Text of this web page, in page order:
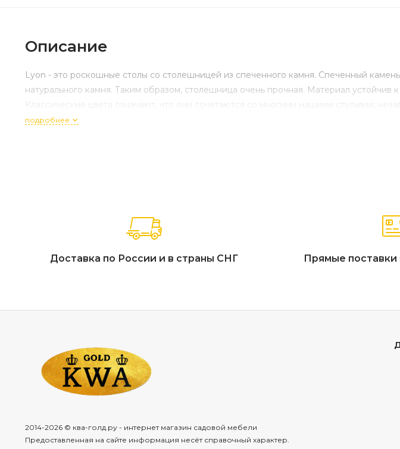
Описание
Lyon - это роскошные столы со столешницей из спеченного камня. Спеченный
натурального камня. Таким образом, столешница очень прочная. Материал
Классические цвета означают, что они сочетаются со многими нашими стульями,
подробнее
Доставка по России и в страны СНГ Прямые поставки
2014-2026 © ква-голд.ру - интернет магазин садовой мебели
Предоставленная на сайте информация несёт справочный характер.